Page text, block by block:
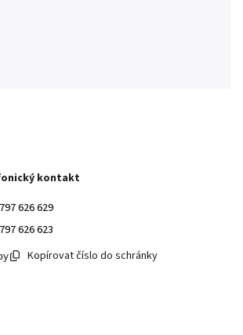
kontakt
626 629
626 623
Kopírovat číslo do schránky